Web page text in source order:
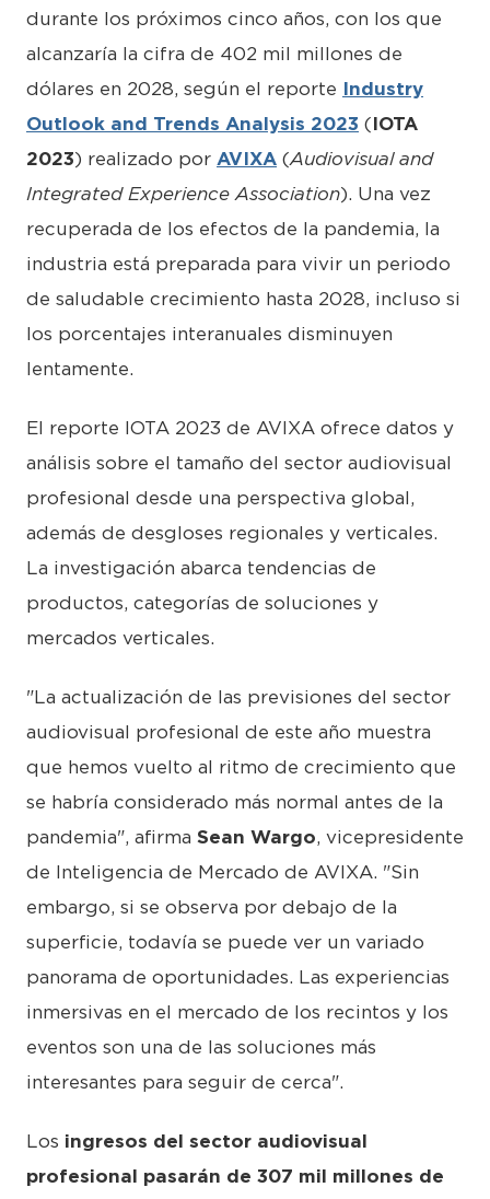
durante los próximos cinco años, con los que
alcanzaría la cifra de 402 mil millones de
dólares en 2028, según el reporte Industry
Outlook and Trends Analysis 2023 (IOTA
2023) realizado por AVIXA (Audiovisual and
Integrated Experience Association). Una vez
recuperada de los efectos de la pandemia, la
industria está preparada para vivir un periodo
de saludable crecimiento hasta 2028, incluso si
los porcentajes interanuales disminuyen
lentamente.
El reporte IOTA 2023 de AVIXA ofrece datos y
análisis sobre el tamaño del sector audiovisual
profesional desde una perspectiva global,
además de desgloses regionales y verticales.
La investigación abarca tendencias de
productos, categorías de soluciones y
mercados verticales.
"La actualización de las previsiones del sector
audiovisual profesional de este año muestra
que hemos vuelto al ritmo de crecimiento que
se habría considerado más normal antes de la
pandemia", afirma Sean Wargo, vicepresidente
de Inteligencia de Mercado de AVIXA. "Sin
embargo, si se observa por debajo de la
superficie, todavía se puede ver un variado
panorama de oportunidades. Las experiencias
inmersivas en el mercado de los recintos y los
eventos son una de las soluciones más
interesantes para seguir de cerca".
Los ingresos del sector audiovisual
profesional pasarán de 307 mil millones de